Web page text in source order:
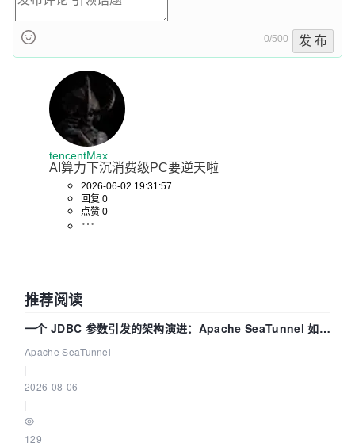
0/500 发 布
tencentMax
AI算力下沉消费级PC要逆天啦
2026-06-02 19:31:57
回复 0
点赞 0
推荐阅读
一个 JDBC 参数引发的架构演进：Apache SeaTunnel 如何
解决数据同步中的“定时 Flush”难题
Apache SeaTunnel
2026-08-06
129